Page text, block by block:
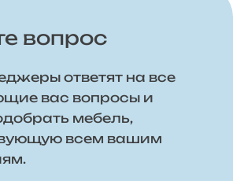
вопрос
ответят на все
вас вопросы и
мебель,
всем вашим